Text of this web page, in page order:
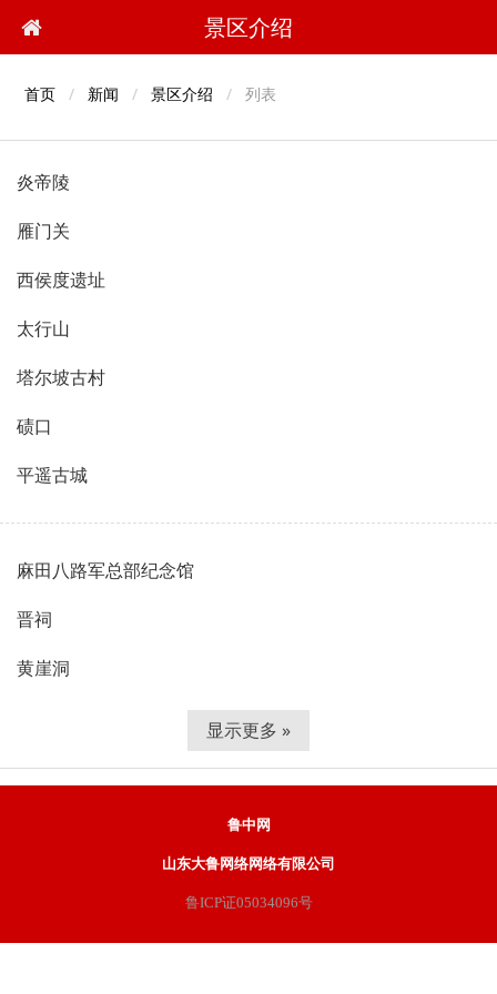
景区介绍
首页 新闻 景区介绍 列表
炎帝陵
雁门关
西侯度遗址
太行山
塔尔坡古村
碛口
平遥古城
麻田八路军总部纪念馆
晋祠
黄崖洞
显示更多 »
鲁中网
山东大鲁网络网络有限公司
鲁ICP证05034096号